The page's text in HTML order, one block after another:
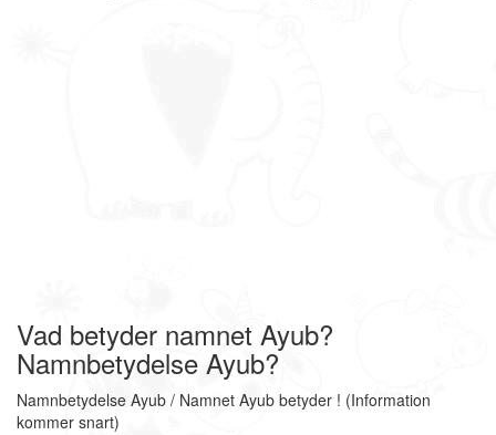
Vad betyder namnet Ayub?
Namnbetydelse Ayub?
Namnbetydelse Ayub / Namnet Ayub betyder ! (Information
kommer snart)